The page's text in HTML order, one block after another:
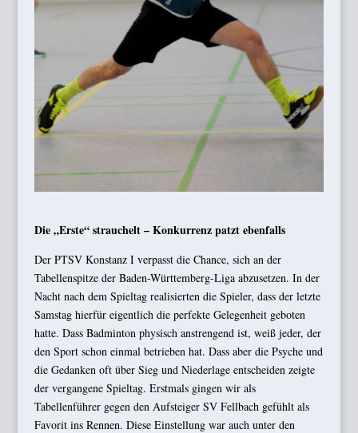
Die „Erste“ strauchelt – Konkurrenz patzt ebenfalls
Der PTSV Konstanz I verpasst die Chance, sich an der
Tabellenspitze der Baden-Württemberg-Liga abzusetzen. In der
Nacht nach dem Spieltag realisierten die Spieler, dass der letzte
Samstag hierfür eigentlich die perfekte Gelegenheit geboten
hatte. Dass Badminton physisch anstrengend ist, weiß jeder, der
den Sport schon einmal betrieben hat. Dass aber die Psyche und
die Gedanken oft über Sieg und Niederlage entscheiden zeigte
der vergangene Spieltag. Erstmals gingen wir als
Tabellenführer gegen den Aufsteiger SV Fellbach gefühlt als
Favorit ins Rennen. Diese Einstellung war auch unter den